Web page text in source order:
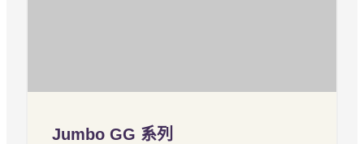
Jumbo GG 系列